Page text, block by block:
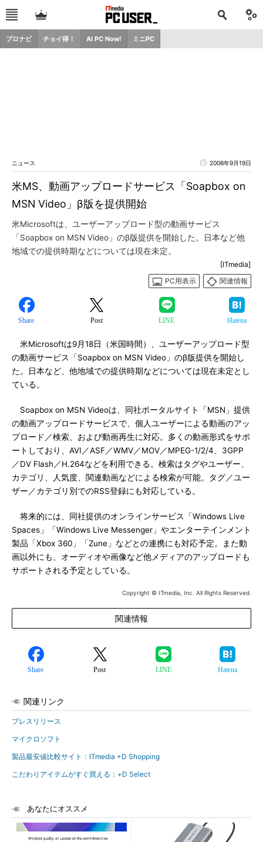
プロナビ チョイ得！ AI PC Now! ミニPC
ニュース 2006年9月19日
米MS、動画アップロードサービス「Soapbox on
MSN Video」β版を提供開始
米Microsoftは、ユーザーアップロード型の動画サービス
「Soapbox on MSN Video」のβ版提供を開始した。日本など他
地域での提供時期などについては現在未定。
[ITmedia]
PC用表示
関連情報
Share Post LINE Hatena
米Microsoftは9月18日（米国時間）、ユーザーアップロード型
の動画サービス「Soapbox on MSN Video」のβ版提供を開始し
た。日本など、他地域での提供時期などについては現在未定とし
ている。
Soapbox on MSN Videoは、同社ポータルサイト「MSN」提供
の動画アップロードサービスで、個人ユーザーによる動画のアッ
プロード／検索、および動画再生に対応。多くの動画形式をサポ
ートしており、AVI／ASF／WMV／MOV／MPEG-1/2/4、3GPP
／DV Flash／H.264などを利用できる。検索はタグやユーザー、
カテゴリ、人気度、関連動画などによる検索が可能。タグ／ユー
ザー／カテゴリ別でのRSS登録にも対応している。
将来的には、同社提供のオンラインサービス「Windows Live
Spaces」「Windows Live Messenger」やエンターテインメント
製品「Xbox 360」「Zune」などとの連携にも対応予定。また動
画以外にも、オーディオや画像など他メディアのアップロードも
サポートされる予定としている。
Copyright © ITmedia, Inc. All Rights Reserved.
関連情報
Share Post LINE Hatena
関連リンク
プレスリリース
マイクロソフト
製品最安値比較サイト：ITmedia +D Shopping
こだわりアイテムがすぐ買える：+D Select
あなたにオススメ